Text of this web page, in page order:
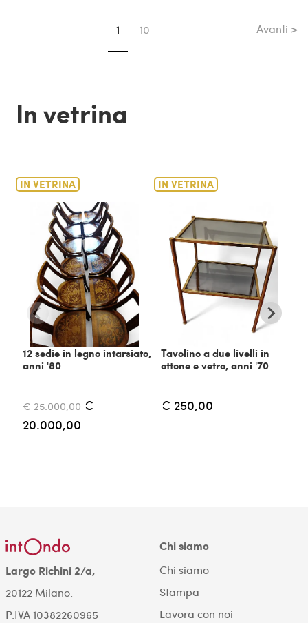
Sei su pagina
1 10 Avanti >
In vetrina
IN VETRINA
12 sedie in legno intarsiato,
anni '80
€ 25.000,00 €
20.000,00
IN VETRINA
Tavolino a due livelli in
ottone e vetro, anni '70
€ 250,00
Largo Richini 2/a,
20122 Milano.
P.IVA 10382260965
Chi siamo
Chi siamo
Stampa
Lavora con noi